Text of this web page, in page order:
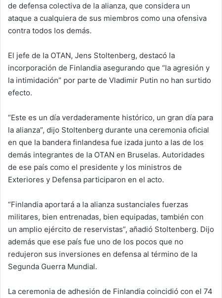
de defensa colectiva de la alianza, que considera un
ataque a cualquiera de sus miembros como una ofensiva
contra todos los demás.
El jefe de la OTAN, Jens Stoltenberg, destacó la
incorporación de Finlandia asegurando que “la agresión y
la intimidación” por parte de Vladimir Putin no han surtido
efecto.
“Este es un día verdaderamente histórico, un gran día para
la alianza”, dijo Stoltenberg durante una ceremonia oficial
en que la bandera finlandesa fue izada junto a las de los
demás integrantes de la OTAN en Bruselas. Autoridades
de ese país como el presidente y los ministros de
Exteriores y Defensa participaron en el acto.
“Finlandia aportará a la alianza sustanciales fuerzas
militares, bien entrenadas, bien equipadas, también con
un amplio ejército de reservistas”, añadió Stoltenberg. Dijo
además que ese país fue uno de los pocos que no
redujeron sus inversiones en defensa al término de la
Segunda Guerra Mundial.
La ceremonia de adhesión de Finlandia coincidió con el 74